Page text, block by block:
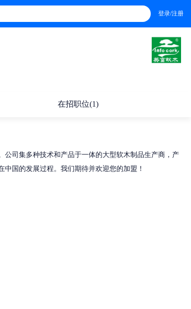
登录/注册
在招职位(1)
公司集多种技术和产品于一体的大型软木制品生产商，产
国的发展过程。我们期待并欢迎您的加盟！
木马赛克、软木成品等。